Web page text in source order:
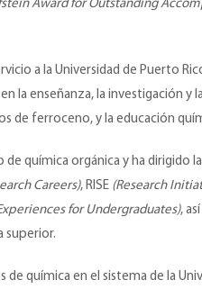
Award for Outstanding
a la Universidad de Puerto
la enseñanza, la investigación
ferroceno, y la educación
química orgánica y ha dirigido
Careers), RISE (Research
for Undergraduates),
superior.
química en el sistema de la